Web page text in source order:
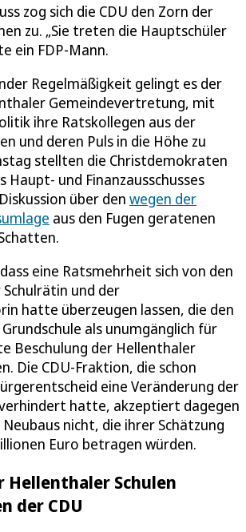
zog sich die CDU den Zorn der
zu. „Sie treten die Hauptschüler
ein FDP-Mann.
Regelmäßigkeit gelingt es der
Gemeindevertretung, mit
ihre Ratskollegen aus der
und deren Puls in die Höhe zu
stellten die Christdemokraten
Haupt- und Finanzausschusses
über den wegen der
aus den Fugen geratenen
eine Ratsmehrheit sich von den
und der
hatte überzeugen lassen, die den
als unumgänglich für
Beschulung der Hellenthaler
Die CDU-Fraktion, die schon
eine Veränderung der
hatte, akzeptiert dagegen
nicht, die ihrer Schätzung
Euro betragen würden.
Hellenthaler Schulen
der CDU